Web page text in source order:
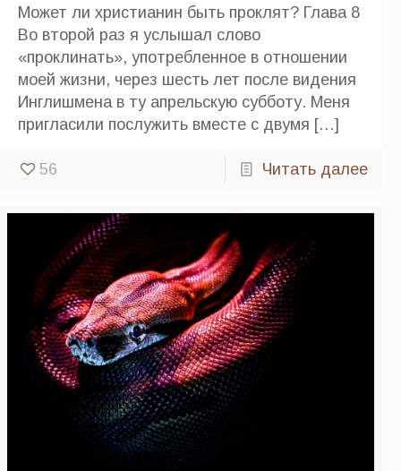
Может ли христианин быть проклят? Глава 8
Во второй раз я услышал слово
«проклинать», употребленное в отношении
моей жизни, через шесть лет после видения
Инглишмена в ту апрельскую субботу. Меня
пригласили послужить вместе с двумя […]
56 Читать далее